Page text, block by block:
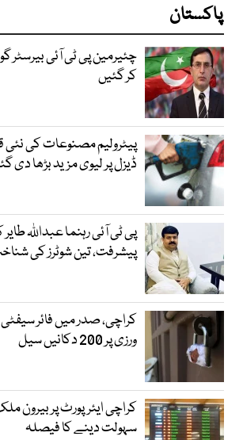
پاکستان
چئیرمین پی ٹی آئی بیرسٹر
کر گئیں
پیٹرولیم مصنوعات کی نئی
ڈیزل پر لیوی مزید بڑھا دی
پی ٹی آئی رہنما عبداللہ
پیشرفت، تین شوٹرز کی
کراچی، صدر میں فائر
ورزی پر 200 دکانیں سیل
کراچی ایئرپورٹ پر بیرون
سہولت دینے کا فیصلہ